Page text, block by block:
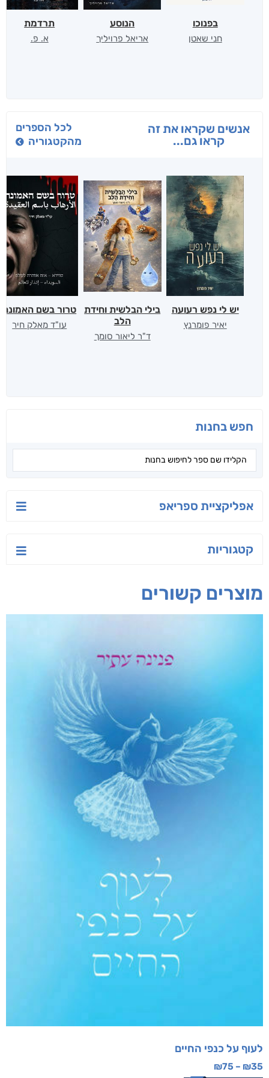
חפש בחנות
אפליקציית ספריאפ
קטגוריות
בפנוכו
חני שאטן
הנוסע
אריאל פרויליך
תרדמת
א. פ.
אנשים שקראו את זה
קראו גם...
לכל הספרים
מהקטגוריה
יש לי נפש רעועה
יאיר פומרנץ
בילי הבלשית וחידת
הלב
ד"ר ליאור סומך
טרור בשם האמונה
עו"ד מאלק חיר
מוצרים קשורים
לעוף על כנפי החיים
₪35
–
₪75